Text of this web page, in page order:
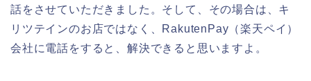
話をさせていただきました。そして、その場合は、キ
リツテインのお店ではなく、RakutenPay（楽天ペイ）
会社に電話をすると、解決できると思いますよ。